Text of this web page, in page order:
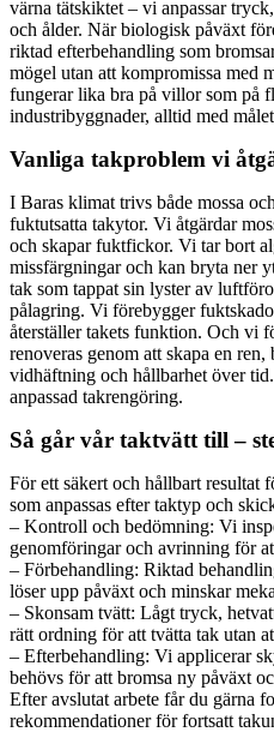
värna tätskiktet – vi anpassar
och ålder. När biologisk påväxt
riktad efterbehandling som
mögel utan att kompromissa med
fungerar lika bra på villor som på
industribyggnader, alltid med
Vanliga takproblem vi
I Baras klimat trivs både mossa
fuktutsatta takytor. Vi åtgärdar
och skapar fuktfickor. Vi tar bort
missfärgningar och kan bryta ner
tak som tappat sin lyster av
pålagring. Vi förebygger
återställer takets funktion. Och vi
renoveras genom att skapa en ren,
vidhäftning och hållbarhet över
anpassad takrengöring.
Så går vår taktvätt till –
För ett säkert och hållbart resultat
som anpassas efter taktyp och
– Kontroll och bedömning: Vi
genomföringar och avrinning för
– Förbehandling: Riktad
löser upp påväxt och minskar
– Skonsam tvätt: Lågt tryck,
rätt ordning för att tvätta tak utan
– Efterbehandling: Vi applicerar
behövs för att bromsa ny påväxt
Efter avslutat arbete får du gärna
rekommendationer för fortsatt